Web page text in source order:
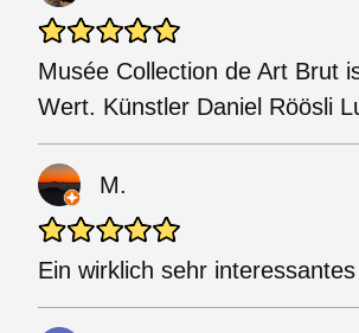
Musée Collection de Art Brut
Wert. Künstler Daniel Röösli
M.
Ein wirklich sehr